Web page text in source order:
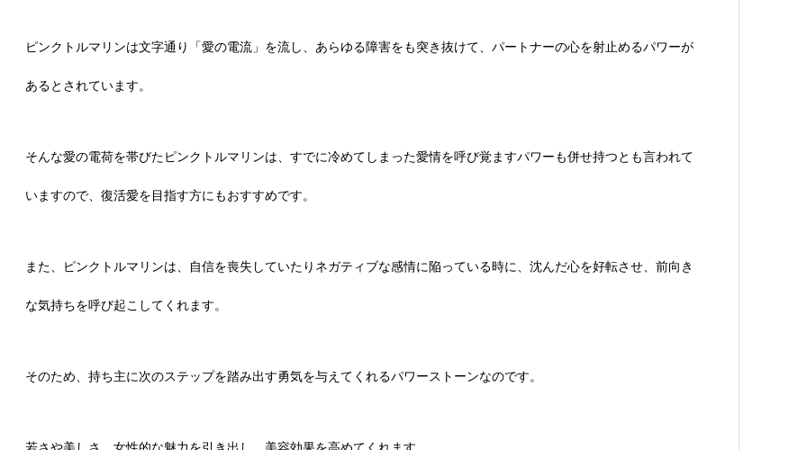
ピンクトルマリンは文字通り「愛の電流」を流し、あらゆる障害をも突き抜けて、パートナーの心を射止めるパワーが
あるとされています。
そんな愛の電荷を帯びたピンクトルマリンは、すでに冷めてしまった愛情を呼び覚ますパワーも併せ持つとも言われて
いますので、復活愛を目指す方にもおすすめです。
また、ピンクトルマリンは、自信を喪失していたりネガティブな感情に陥っている時に、沈んだ心を好転させ、前向き
な気持ちを呼び起こしてくれます。
そのため、持ち主に次のステップを踏み出す勇気を与えてくれるパワーストーンなのです。